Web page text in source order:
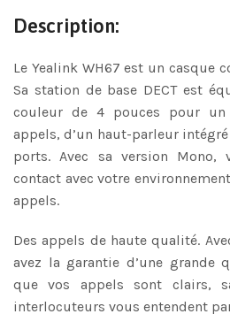
Description:
Le Yealink WH67 est un casque
Sa station de base DECT est
couleur de 4 pouces pour
appels, d’un haut-parleur intégré
ports. Avec sa version Mono,
contact avec votre
appels.
Des appels de haute qualité.
avez la garantie d’une grande
que vos appels sont clairs,
interlocuteurs vous entendent